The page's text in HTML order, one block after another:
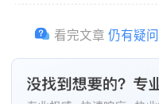
看完文章 仍有疑问